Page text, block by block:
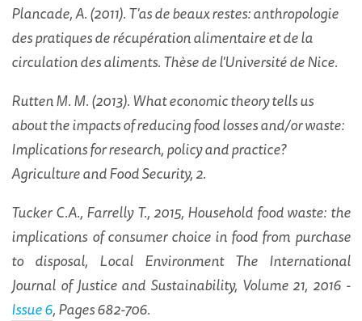
Plancade, A. (2011). T'as de beaux restes: anthropologie
des pratiques de récupération alimentaire et de la
circulation des aliments. Thèse de l'Université de Nice.
Rutten M. M. (2013). What economic theory tells us
about the impacts of reducing food losses and/or waste:
Implications for research, policy and practice?
Agriculture and Food Security, 2.
Tucker C.A., Farrelly T., 2015, Household food waste: the
implications of consumer choice in food from purchase
to disposal, Local Environment The International
Journal of Justice and Sustainability, Volume 21, 2016 -
Issue 6, Pages 682-706.